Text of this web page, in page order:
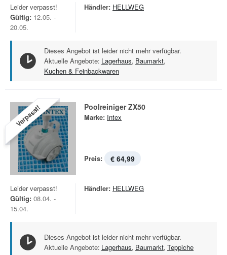
Leider verpasst!
Gültig: 12.05. -
20.05.
Händler: HELLWEG
Dieses Angebot ist leider nicht mehr verfügbar.
Aktuelle Angebote: Lagerhaus, Baumarkt,
Kuchen & Feinbackwaren
Verpasst! Poolreiniger ZX50
Marke: Intex
Preis: € 64,99
Leider verpasst!
Gültig: 08.04. -
15.04.
Händler: HELLWEG
Dieses Angebot ist leider nicht mehr verfügbar.
Aktuelle Angebote: Lagerhaus, Baumarkt, Teppiche